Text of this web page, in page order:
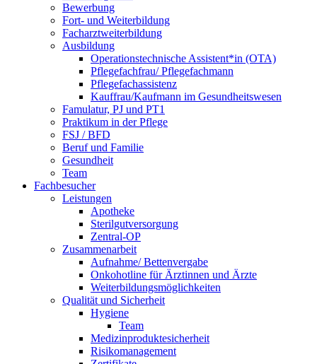
Bewerbung
Fort- und Weiterbildung
Facharztweiterbildung
Ausbildung
Operationstechnische Assistent*in (OTA)
Pflegefachfrau/ Pflegefachmann
Pflegefachassistenz
Kauffrau/Kaufmann im Gesundheitswesen
Famulatur, PJ und PT1
Praktikum in der Pflege
FSJ / BFD
Beruf und Familie
Gesundheit
Team
Fachbesucher
Leistungen
Apotheke
Sterilgutversorgung
Zentral-OP
Zusammenarbeit
Aufnahme/ Bettenvergabe
Onkohotline für Ärztinnen und Ärzte
Weiterbildungsmöglichkeiten
Qualität und Sicherheit
Hygiene
Team
Medizinproduktesicherheit
Risikomanagement